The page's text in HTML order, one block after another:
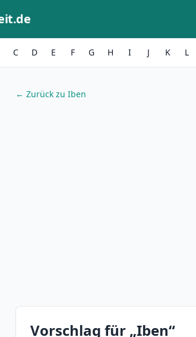
C D E F G H I J K L
← Zurück zu Iben
Vorschlag für „Iben“